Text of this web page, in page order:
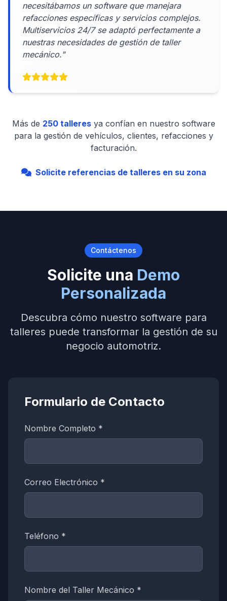
necesitábamos un software que manejara
refacciones específicas y servicios complejos.
Multiservicios 24/7 se adaptó perfectamente a
nuestras necesidades de gestión de taller
mecánico."
Más de 250 talleresya confían en nuestro software
para la gestión de vehículos, clientes, refacciones y
facturación.
Solicite referencias de talleres en su zona
Contáctenos
Solicite una Demo
Personalizada
Descubra cómo nuestro software para
talleres puede transformar la gestión de su
negocio automotriz.
Formulario de Contacto
Nombre Completo *
Correo Electrónico *
Teléfono *
Nombre del Taller Mecánico *